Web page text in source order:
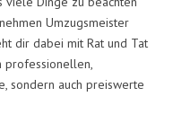
Umzugsmeister
dir dabei mit Rat und Tat
professionellen,
sondern auch preiswerte